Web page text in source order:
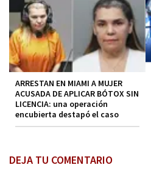
ARRESTAN EN MIAMI A MUJER
ACUSADA DE APLICAR BÓTOX SIN
LICENCIA: una operación
encubierta destapó el caso
DEJA TU COMENTARIO